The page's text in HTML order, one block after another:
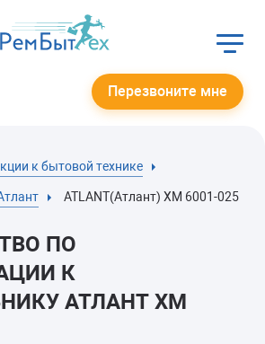
Перезвоните мне
к бытовой технике
ATLANT(Атлант) ХМ 6001-025
ПО
К
АТЛАНТ ХМ